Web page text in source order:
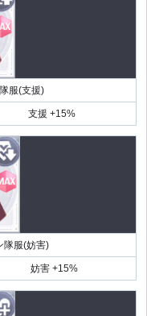
服(支援)
支援 +15%
隊服(妨害)
妨害 +15%